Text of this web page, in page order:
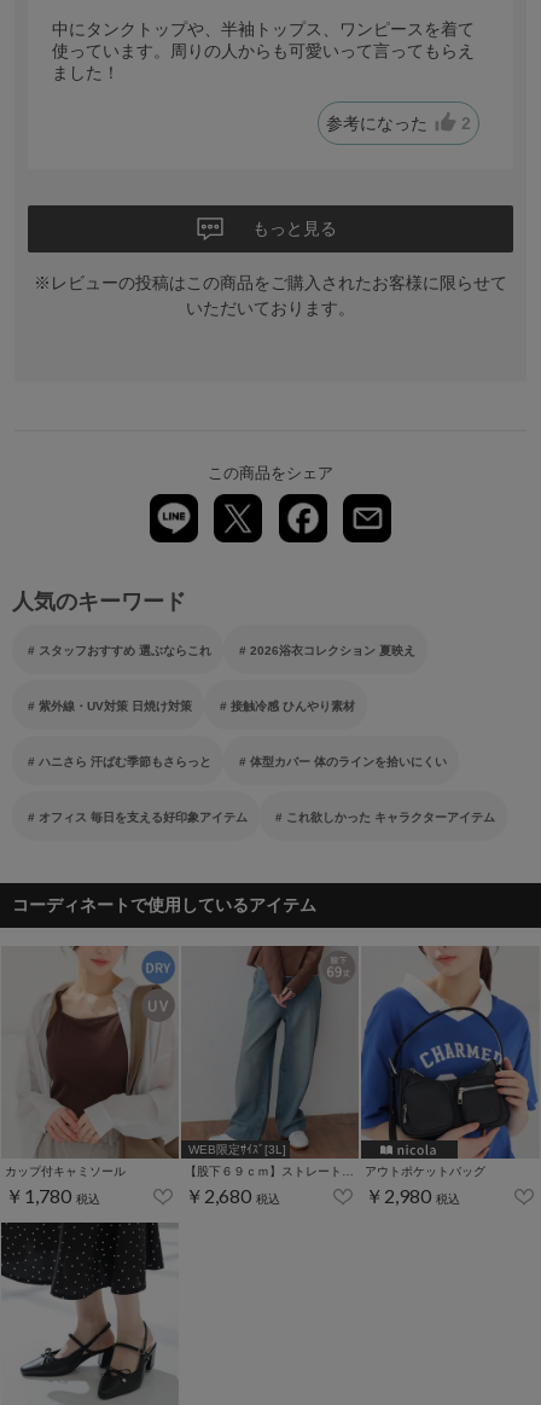
中にタンクトップや、半袖トップス、ワンピースを着て
使っています。周りの人からも可愛いって言ってもらえ
ました！
参考になった 2
もっと見る
※レビューの投稿はこの商品をご購入されたお客様に限らせて
いただいております。
この商品をシェア
人気のキーワード
スタッフおすすめ 選ぶならこれ 2026浴衣コレクション 夏映え
紫外線・UV対策 日焼け対策 接触冷感 ひんやり素材
ハニさら 汗ばむ季節もさらっと 体型カバー 体のラインを拾いにくい
オフィス 毎日を支える好印象アイテム これ欲しかった キャラクターアイテム
コーディネートで使用しているアイテム
カップ付キャミソール
￥1,780 税込
WEB限定ｻｲｽﾞ[3L]
【股下６９ｃｍ】ストレートパンツ(股下60/63/66/69/72cm展開)
￥2,680 税込
アウトポケットバッグ
￥2,980 税込